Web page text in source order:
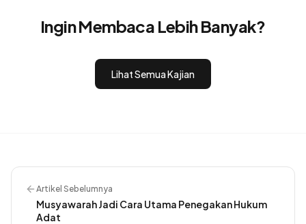
Ingin Membaca Lebih Banyak?
Lihat Semua Kajian
Artikel Sebelumnya
Musyawarah Jadi Cara Utama Penegakan Hukum
Adat